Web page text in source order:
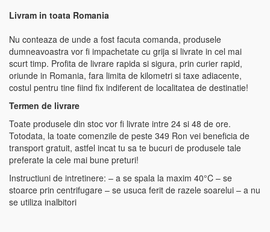
Livram in toata Romania
Nu conteaza de unde a fost facuta comanda, produsele
dumneavoastra vor fi impachetate cu grija si livrate in cel mai
scurt timp. Profita de livrare rapida si sigura, prin curier rapid,
oriunde in Romania, fara limita de kilometri si taxe adiacente,
costul pentru tine fiind fix indiferent de localitatea de destinatie!
Termen de livrare
Toate produsele din stoc vor fi livrate intre 24 si 48 de ore.
Totodata, la toate comenzile de peste 349 Ron vei beneficia de
transport gratuit, astfel incat tu sa te bucuri de produsele tale
preferate la cele mai bune preturi!
Instructiuni de intretinere: – a se spala la maxim 40°C – se
stoarce prin centrifugare – se usuca ferit de razele soarelui – a nu
se utiliza inalbitori